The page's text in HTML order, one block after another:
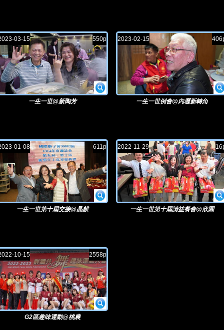
03-15 550p
一生一世@新陶芳
2023-02-15
一生一世例會@內壢新轉角
01-08 611p
一生一世第十屆交接@晶麒
2022-11-29
一生一世第十屆請益餐會@欣園
10-15 2558p
G2區趣味運動@桃農